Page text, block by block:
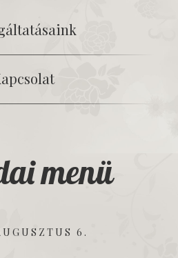
menü
6.